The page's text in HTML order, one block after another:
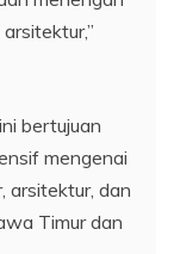
bertujuan
mengenai
arsitektur, dan
Timur dan